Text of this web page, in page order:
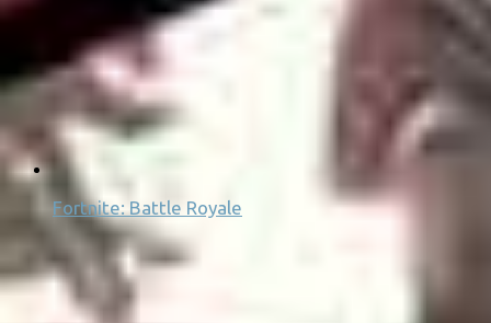
Fortnite: Battle Royale